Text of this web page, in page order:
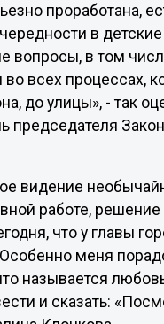
проработана,
в
вопросы, в том
всех процессах,
до улицы», - так
председателя
видение
работе, решение
что у главы
меня
называется
и сказать: